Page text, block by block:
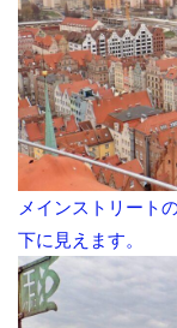
メインストリート
下に見えます。